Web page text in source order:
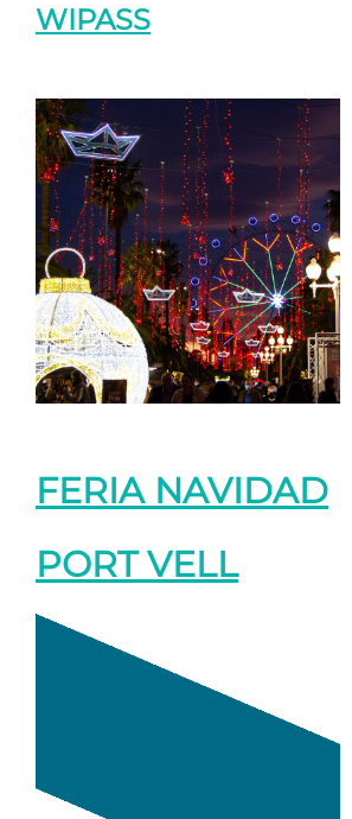
WIPASS
FERIA NAVIDAD
PORT VELL